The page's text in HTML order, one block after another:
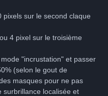
sur le second claque
4 pixel sur le troisième
"incrustation" et passer
(selon le gout de
masques pour ne pas
surbrillance localisée et